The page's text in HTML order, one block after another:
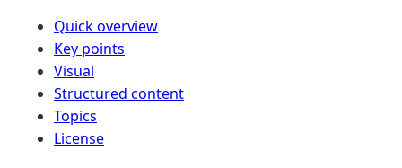
Quick overview
Key points
Visual
Structured content
Topics
License